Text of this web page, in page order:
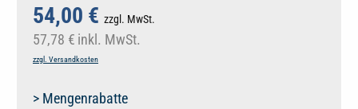
54,00 € zzgl. MwSt.
57,78 € inkl. MwSt.
zzgl. Versandkosten
> Mengenrabatte